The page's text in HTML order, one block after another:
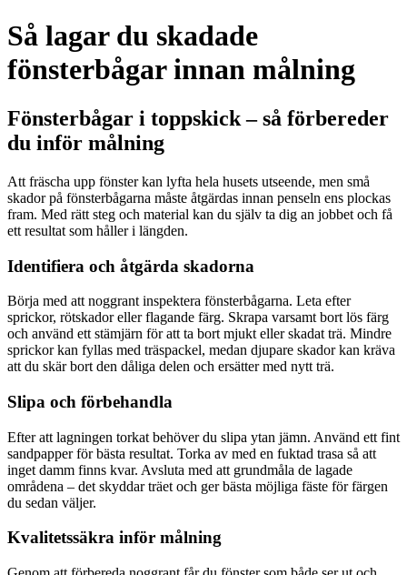
Så lagar du skadade
fönsterbågar innan målning
Fönsterbågar i toppskick – så förbereder
du inför målning
Att fräscha upp fönster kan lyfta hela husets utseende, men små
skador på fönsterbågarna måste åtgärdas innan penseln ens plockas
fram. Med rätt steg och material kan du själv ta dig an jobbet och få
ett resultat som håller i längden.
Identifiera och åtgärda skadorna
Börja med att noggrant inspektera fönsterbågarna. Leta efter
sprickor, rötskador eller flagande färg. Skrapa varsamt bort lös färg
och använd ett stämjärn för att ta bort mjukt eller skadat trä. Mindre
sprickor kan fyllas med träspackel, medan djupare skador kan kräva
att du skär bort den dåliga delen och ersätter med nytt trä.
Slipa och förbehandla
Efter att lagningen torkat behöver du slipa ytan jämn. Använd ett fint
sandpapper för bästa resultat. Torka av med en fuktad trasa så att
inget damm finns kvar. Avsluta med att grundmåla de lagade
områdena – det skyddar träet och ger bästa möjliga fäste för färgen
du sedan väljer.
Kvalitetssäkra inför målning